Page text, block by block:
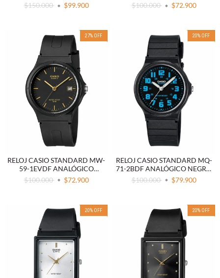
$150.000 $99.900 $100.000 $72.900
27% OFF
RELOJ CASIO STANDARD MW-
59-1EVDF ANALÓGICO
NEGRO
$100.000 $72.900
20% OFF
RELOJ CASIO STANDARD MQ-
71-2BDF ANALÓGICO NEGRO
AZUL
$100.000 $79.900
20% OFF 20% OFF